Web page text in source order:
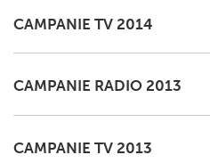
CAMPANIE TV 2014
CAMPANIE RADIO 2013
CAMPANIE TV 2013